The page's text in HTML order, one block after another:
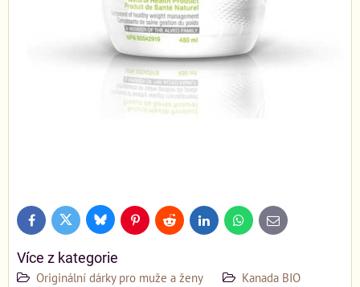
FacebookTwitter BlueskyPinterestReddit LinkedInWhatsApp
E-
mail
Více z kategorie
Originální dárky pro muže a ženy
Kanada BIO